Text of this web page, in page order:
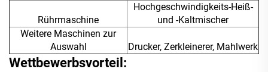
Rührmaschine
Hochgeschwindigkeits-Heiß-
und -Kaltmischer
Weitere Maschinen zur
Auswahl
Drucker, Zerkleinerer, Mahlwerk
Wettbewerbsvorteil: